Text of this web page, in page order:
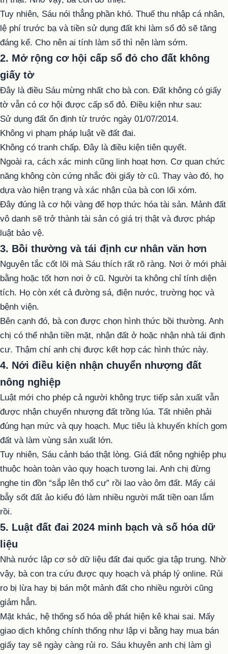
Tuy nhiên, Sáu nói thẳng phần khó. Thuế thu nhập cá nhân,
lệ phí trước bạ và tiền sử dụng đất khi làm sổ đỏ sẽ tăng
đáng kể. Cho nên ai tính làm sổ thì nên làm sớm.
2. Mở rộng cơ hội cấp sổ đỏ cho đất không
giấy tờ
Đây là điều Sáu mừng nhất cho bà con. Đất không có giấy
tờ vẫn có cơ hội được cấp sổ đỏ. Điều kiện như sau:
Sử dụng đất ổn định từ trước ngày 01/07/2014.
Không vi phạm pháp luật về đất đai.
Không có tranh chấp. Đây là điều kiện tiên quyết.
Ngoài ra, cách xác minh cũng linh hoạt hơn. Cơ quan chức
năng không còn cứng nhắc đòi giấy tờ cũ. Thay vào đó, họ
dựa vào hiện trạng và xác nhận của bà con lối xóm.
Đây đúng là cơ hội vàng để hợp thức hóa tài sản. Mảnh đất
vô danh sẽ trở thành tài sản có giá trị thật và được pháp
luật bảo vệ.
3. Bồi thường và tái định cư nhân văn hơn
Nguyên tắc cốt lõi mà Sáu thích rất rõ ràng. Nơi ở mới phải
bằng hoặc tốt hơn nơi ở cũ. Người ta không chỉ tính diện
tích. Họ còn xét cả đường sá, điện nước, trường học và
bệnh viện.
Bên cạnh đó, bà con được chọn hình thức bồi thường. Anh
chị có thể nhận tiền mặt, nhận đất ở hoặc nhận nhà tái định
cư. Thậm chí anh chị được kết hợp các hình thức này.
4. Nới điều kiện nhận chuyển nhượng đất
nông nghiệp
Luật mới cho phép cả người không trực tiếp sản xuất vẫn
được nhận chuyển nhượng đất trồng lúa. Tất nhiên phải
đúng hạn mức và quy hoạch. Mục tiêu là khuyến khích gom
đất và làm vùng sản xuất lớn.
Tuy nhiên, Sáu cảnh báo thật lòng. Giá đất nông nghiệp phụ
thuộc hoàn toàn vào quy hoạch tương lai. Anh chị đừng
nghe tin đồn “sắp lên thổ cư” rồi lao vào ôm đất. Mấy cái
bẫy sốt đất ảo kiểu đó làm nhiều người mất tiền oan lắm
rồi.
5. Luật đất đai 2024 minh bạch và số hóa dữ
liệu
Nhà nước lập cơ sở dữ liệu đất đai quốc gia tập trung. Nhờ
vậy, bà con tra cứu được quy hoạch và pháp lý online. Rủi
ro bị lừa hay bị bán một mảnh đất cho nhiều người cũng
giảm hẳn.
Mặt khác, hệ thống số hóa dễ phát hiện kê khai sai. Mấy
giao dịch không chính thống như lập vi bằng hay mua bán
giấy tay sẽ ngày càng rủi ro. Sáu khuyên anh chị làm gì